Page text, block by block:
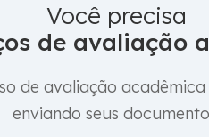
Você precisa
de avaliação
de avaliação acadêmica
enviando seus